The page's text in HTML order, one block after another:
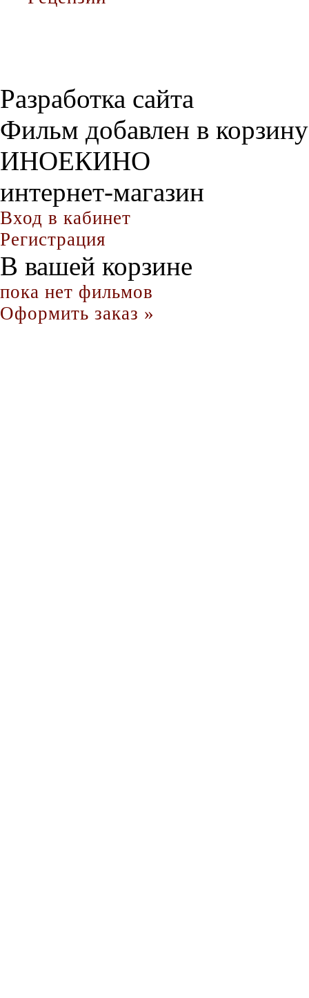
Разработка сайта
Фильм добавлен в корзину
ИНОЕКИНО
интернет-магазин
Вход в кабинет
Регистрация
В вашей корзине
пока нет фильмов
Оформить заказ »